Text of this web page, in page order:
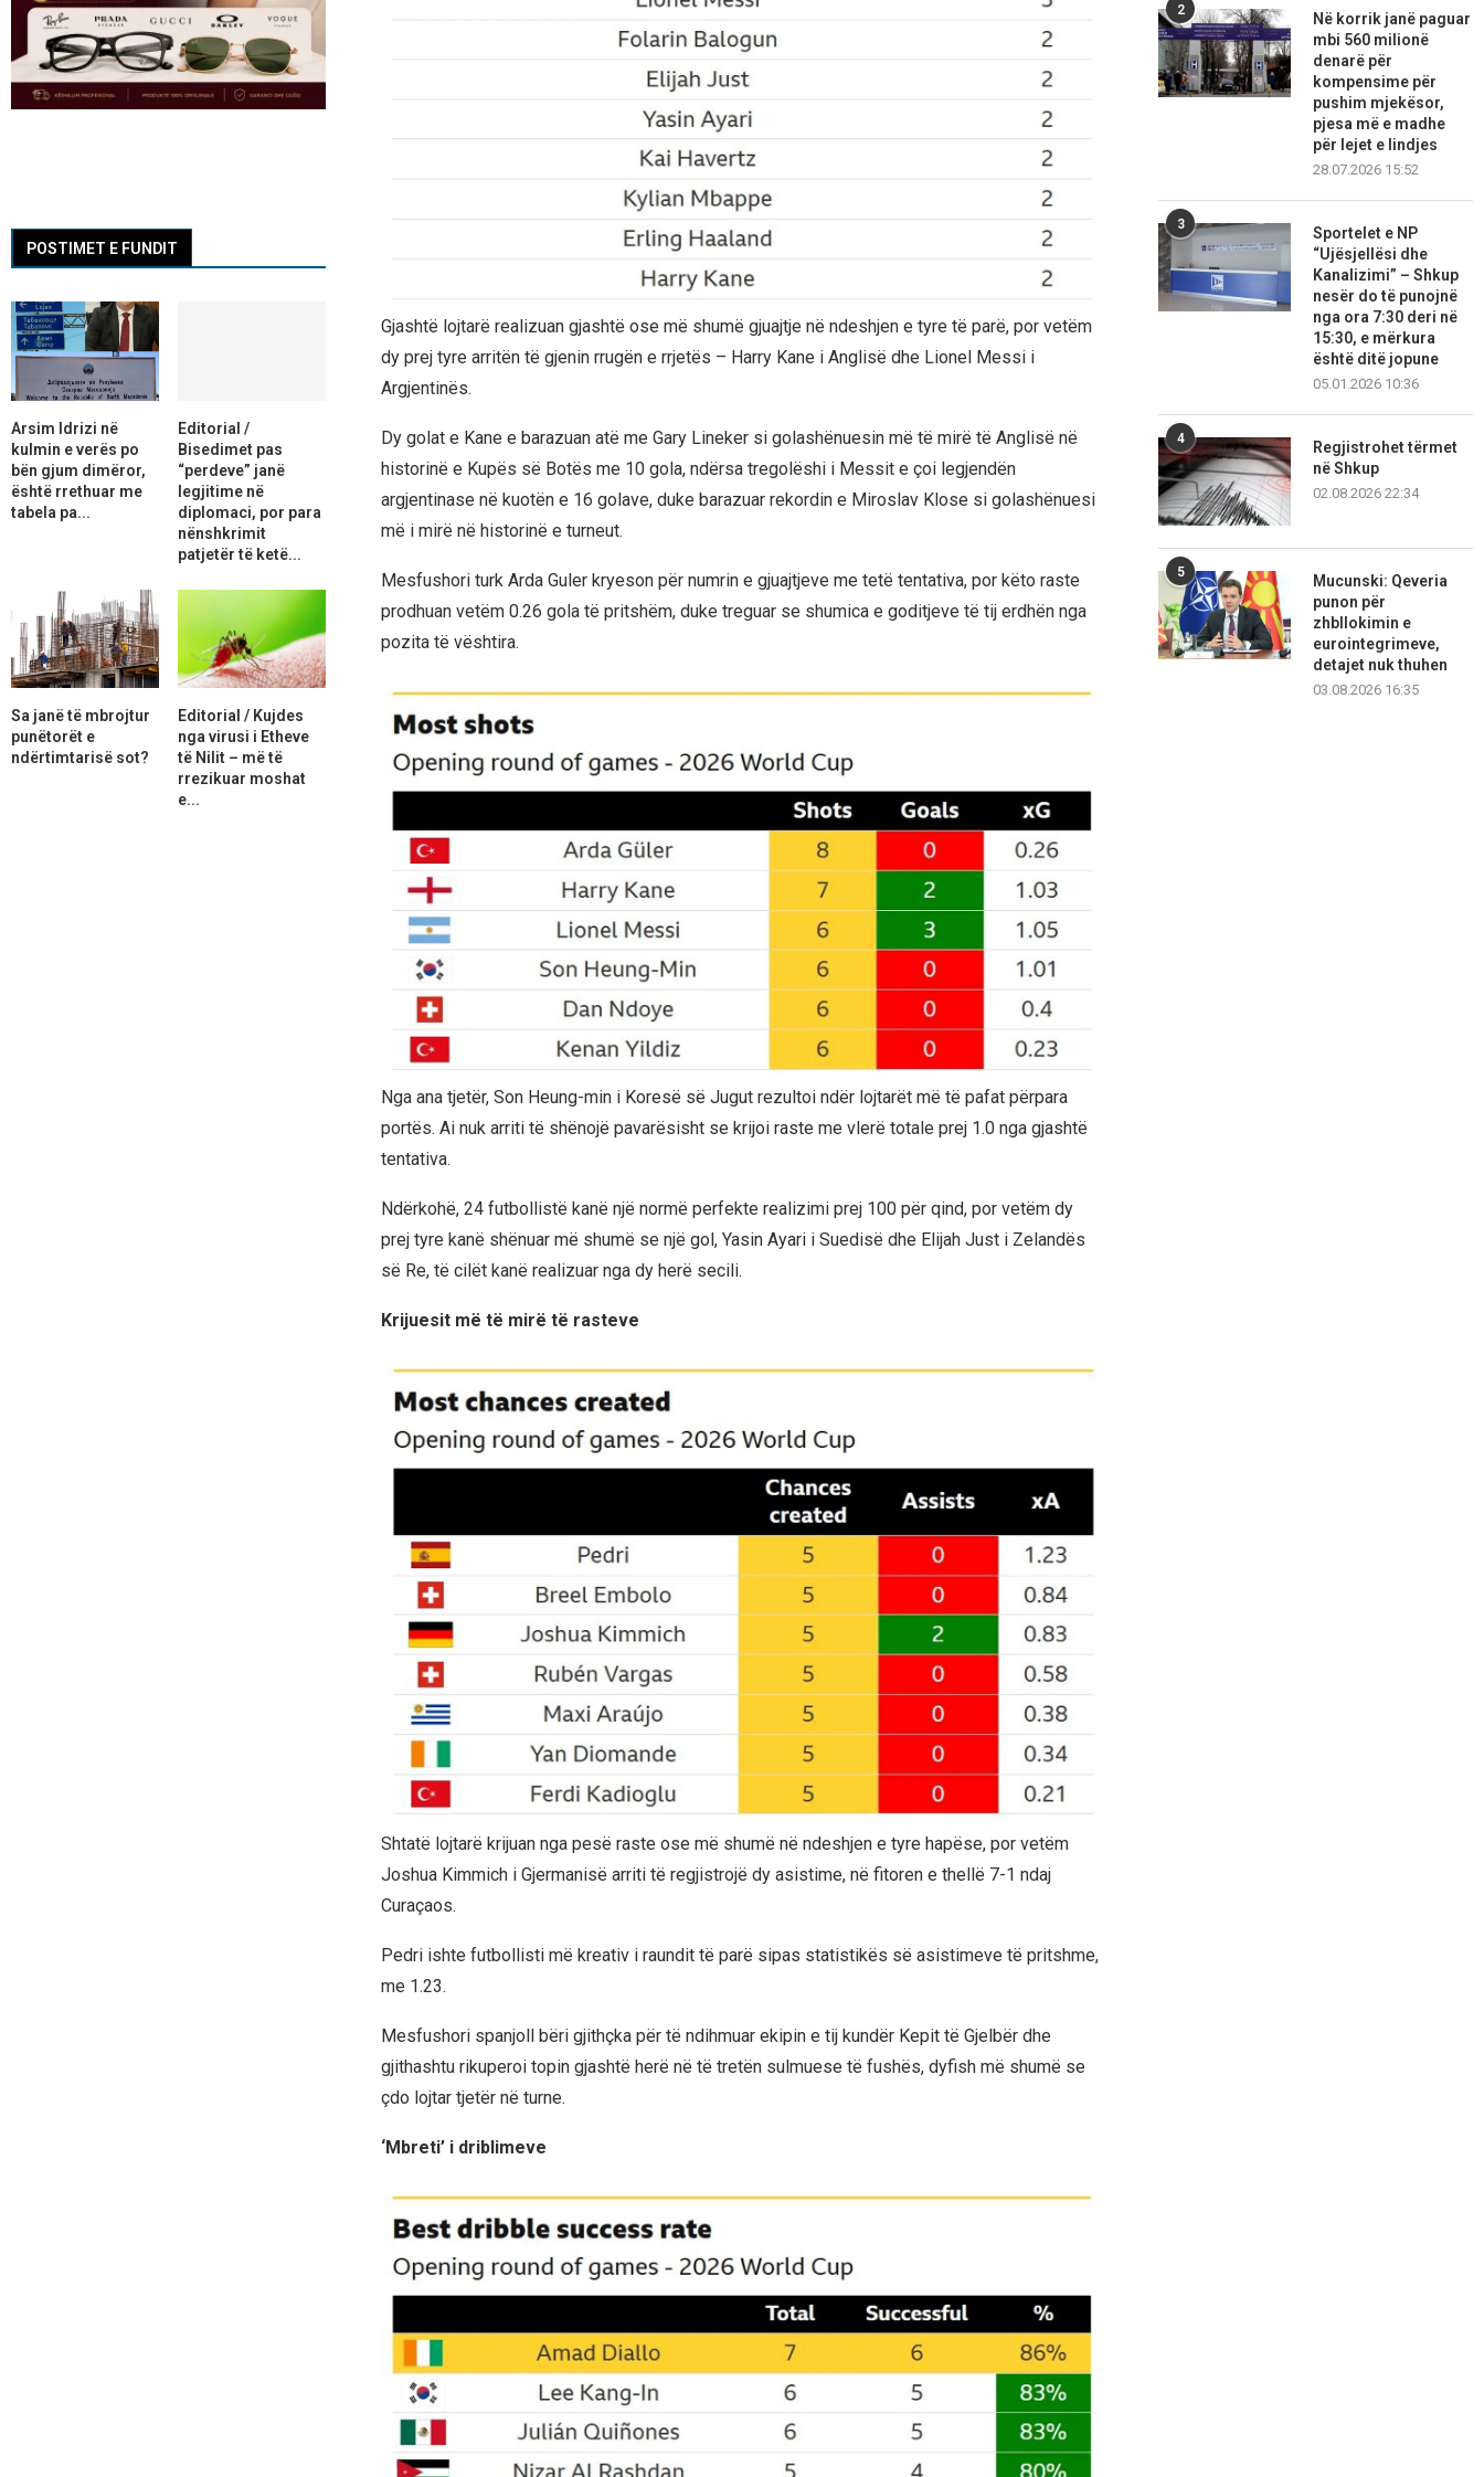
Gjashtë lojtarë realizuan gjashtë ose më shumë gjuajtje në ndeshjen e tyre të parë, por vetëm
dy prej tyre arritën të gjenin rrugën e rrjetës – Harry Kane i Anglisë dhe Lionel Messi i
Argjentinës.
Dy golat e Kane e barazuan atë me Gary Lineker si golashënuesin më të mirë të Anglisë në
historinë e Kupës së Botës me 10 gola, ndërsa tregolëshi i Messit e çoi legjendën
argjentinase në kuotën e 16 golave, duke barazuar rekordin e Miroslav Klose si golashënuesi
më i mirë në historinë e turneut.
Mesfushori turk Arda Guler kryeson për numrin e gjuajtjeve me tetë tentativa, por këto raste
prodhuan vetëm 0.26 gola të pritshëm, duke treguar se shumica e goditjeve të tij erdhën nga
pozita të vështira.
Nga ana tjetër, Son Heung-min i Koresë së Jugut rezultoi ndër lojtarët më të pafat përpara
portës. Ai nuk arriti të shënojë pavarësisht se krijoi raste me vlerë totale prej 1.0 nga gjashtë
tentativa.
Ndërkohë, 24 futbollistë kanë një normë perfekte realizimi prej 100 për qind, por vetëm dy
prej tyre kanë shënuar më shumë se një gol, Yasin Ayari i Suedisë dhe Elijah Just i Zelandës
së Re, të cilët kanë realizuar nga dy herë secili.
Krijuesit më të mirë të rasteve
Shtatë lojtarë krijuan nga pesë raste ose më shumë në ndeshjen e tyre hapëse, por vetëm
Joshua Kimmich i Gjermanisë arriti të regjistrojë dy asistime, në fitoren e thellë 7-1 ndaj
Curaçaos.
Pedri ishte futbollisti më kreativ i raundit të parë sipas statistikës së asistimeve të pritshme,
me 1.23.
Mesfushori spanjoll bëri gjithçka për të ndihmuar ekipin e tij kundër Kepit të Gjelbër dhe
gjithashtu rikuperoi topin gjashtë herë në të tretën sulmuese të fushës, dyfish më shumë se
çdo lojtar tjetër në turne.
‘Mbreti’ i driblimeve
2
Në korrik janë paguar
mbi 560 milionë
denarë për
kompensime për
pushim mjekësor,
pjesa më e madhe
për lejet e lindjes
28.07.2026 15:52
3
Sportelet e NP
“Ujësjellësi dhe
Kanalizimi” – Shkup
nesër do të punojnë
nga ora 7:30 deri në
15:30, e mërkura
është ditë jopune
05.01.2026 10:36
4
Regjistrohet tërmet
në Shkup
02.08.2026 22:34
5
Mucunski: Qeveria
punon për
zhbllokimin e
eurointegrimeve,
detajet nuk thuhen
03.08.2026 16:35
POSTIMET E FUNDIT
Arsim Idrizi në
kulmin e verës po
bën gjum dimëror,
është rrethuar me
tabela pa...
Editorial /
Bisedimet pas
“perdeve” janë
legjitime në
diplomaci, por para
nënshkrimit
patjetër të ketë...
Sa janë të mbrojtur
punëtorët e
ndërtimtarisë sot?
Editorial / Kujdes
nga virusi i Etheve
të Nilit – më të
rrezikuar moshat
e...